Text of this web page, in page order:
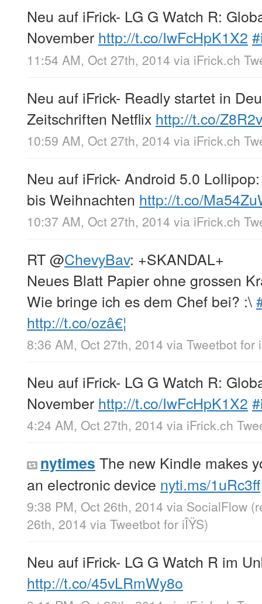
Neu auf iFrick- LG G Watch R:
November http://t.co/IwFcHpK1X2
11:54 AM, Oct 27th, 2014 via iFrick.ch
Neu auf iFrick- Readly startet in
Zeitschriften Netflix http://t.co/
10:59 AM, Oct 27th, 2014 via iFrick.ch
Neu auf iFrick- Android 5.0
bis Weihnachten http://t.co/
10:37 AM, Oct 27th, 2014 via iFrick.ch
RT@ChevyBav: +SKANDAL+
Neues Blatt Papier ohne grossen
Wie bringe ich es dem Chef bei? :\
http://t.co/ozâ€¦
8:36 AM, Oct 27th, 2014 via Tweetbot for
Neu auf iFrick- LG G Watch R:
November http://t.co/IwFcHpK1X2
4:24 AM, Oct 27th, 2014 via iFrick.ch
nytimes The new Kindle makes
an electronic device nyti.ms/1uRc3ff
9:38 PM, Oct 26th, 2014 via SocialFlow
26th, 2014 via Tweetbot for iÎŸS)
Neu auf iFrick- LG G Watch R im
http://t.co/45vLRmWy8o